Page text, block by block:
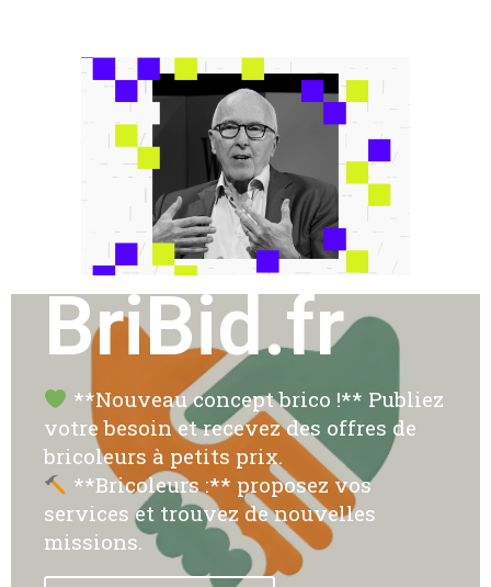
BriBid.fr
**Nouveau concept brico !** Publiez
votre besoin et recevez des offres de
bricoleurs à petits prix.
**Bricoleurs :** proposez vos
services et trouvez de nouvelles
missions.